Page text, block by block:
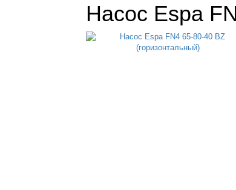
Насос Espa